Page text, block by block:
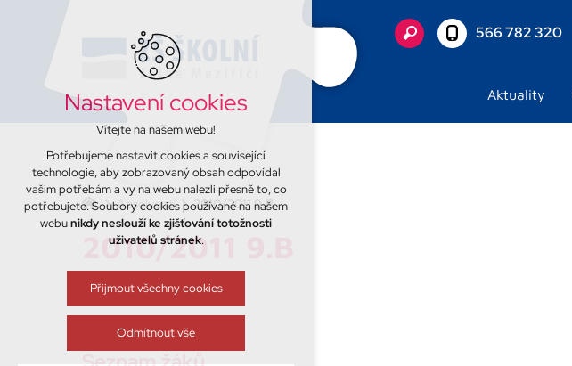
566 782 320
Aktuality
Absolventi 2010/2011 9.B
2010/2011 9.B
Nastavení cookies
Vítejte na našem webu!
Potřebujeme nastavit cookies a související
technologie, aby zobrazovaný obsah odpovídal
vašim potřebám a vy na webu nalezli přesně to, co
potřebujete. Soubory cookies používané na našem
webunikdy neslouží ke zjišťování totožnosti
uživatelů stránek.
Přijmout všechny cookies
Odmítnout vše